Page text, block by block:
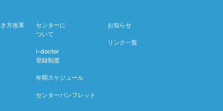
方改革
センターに
ついて
i-doctor
登録制度
年間スケジュール
センターパンフレット
お知らせ
リンク一覧